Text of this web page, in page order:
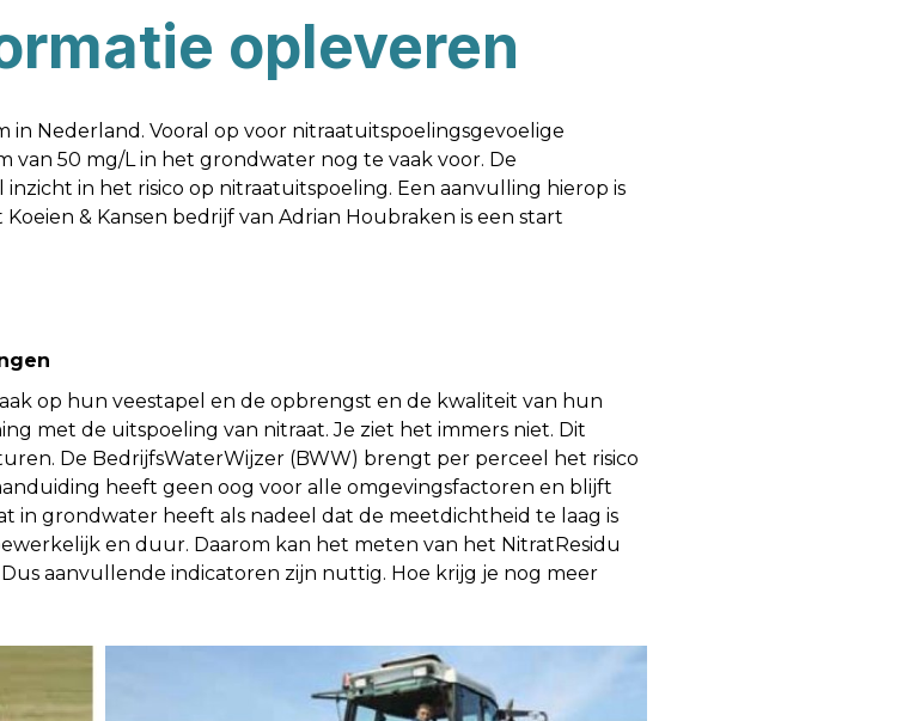
opleveren
Nederland. Vooral op voor nitraatuitspoelingsgevoelige
50 mg/L in het grondwater nog te vaak voor. De
in het risico op nitraatuitspoeling. Een aanvulling hierop is
& Kansen bedrijf van Adrian Houbraken is een start
op hun veestapel en de opbrengst en de kwaliteit van hun
met de uitspoeling van nitraat. Je ziet het immers niet. Dit
De BedrijfsWaterWijzer (BWW) brengt per perceel het risico
heeft geen oog voor alle omgevingsfactoren en blijft
in grondwater heeft als nadeel dat de meetdichtheid te laag is
en duur. Daarom kan het meten van het NitratResidu
aanvullende indicatoren zijn nuttig. Hoe krijg je nog meer